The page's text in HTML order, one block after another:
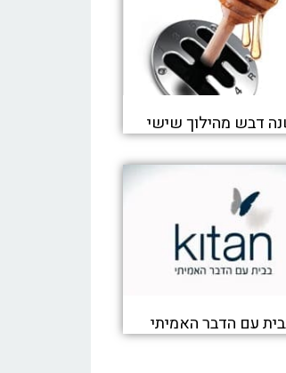
דבש מהילוך שישי
עם הדבר האמיתי